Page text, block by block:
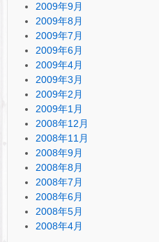
2009年9月
2009年8月
2009年7月
2009年6月
2009年4月
2009年3月
2009年2月
2009年1月
2008年12月
2008年11月
2008年9月
2008年8月
2008年7月
2008年6月
2008年5月
2008年4月